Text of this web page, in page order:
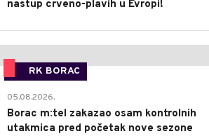
nastup crveno-plavih u Evropi!
RK BORAC
05.08.2026.
Borac m:tel zakazao osam kontrolnih
utakmica pred početak nove sezone